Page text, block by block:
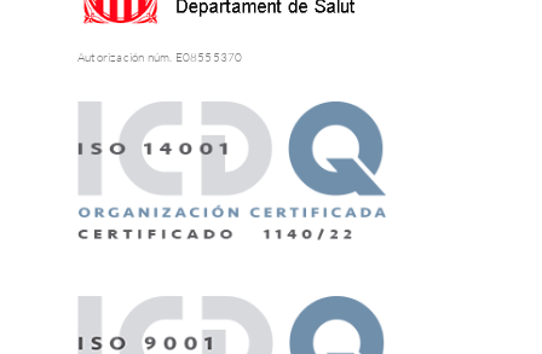
Autorización núm. E08555370